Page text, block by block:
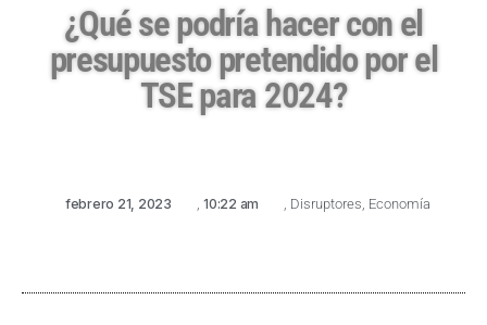
¿Qué se podría hacer con el
presupuesto pretendido por el
TSE para 2024?
febrero 21, 2023 10:22 am Disruptores Economía